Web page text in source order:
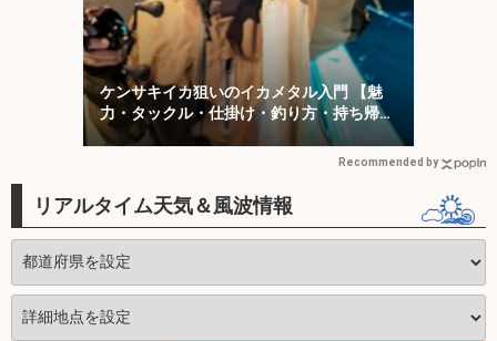
ケンサキイカ狙いのイカメタル入門 【魅
力・タックル・仕掛け・釣り方・持ち帰り
方を解説】
Recommended by
リアルタイム天気＆風波情報